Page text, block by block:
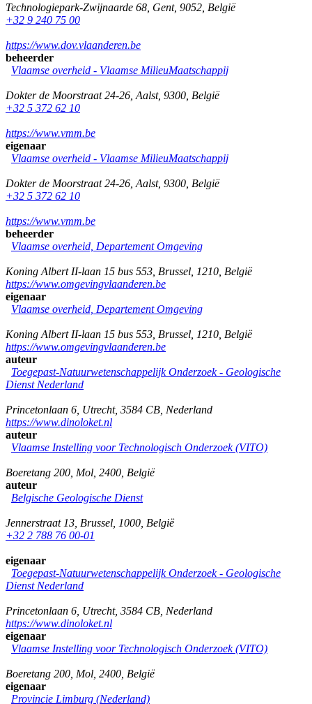
Technologiepark-Zwijnaarde 68 Gent, 9052 België
+32 9 240 75 00
https://www.dov.vlaanderen.be
beheerder
Vlaamse overheid - Vlaamse MilieuMaatschappij
Dokter de Moorstraat 24-26 Aalst, 9300 België
+32 5 372 62 10
https://www.vmm.be
eigenaar
Vlaamse overheid - Vlaamse MilieuMaatschappij
Dokter de Moorstraat 24-26 Aalst, 9300 België
+32 5 372 62 10
https://www.vmm.be
beheerder
Vlaamse overheid, Departement Omgeving
Koning Albert II-laan 15 bus 553 Brussel 1210 België
https://www.omgevingvlaanderen.be
eigenaar
Vlaamse overheid, Departement Omgeving
Koning Albert II-laan 15 bus 553 Brussel 1210 België
https://www.omgevingvlaanderen.be
auteur
Toegepast-Natuurwetenschappelijk Onderzoek - Geologische
Dienst Nederland
Princetonlaan 6 Utrecht, 3584 CB Nederland
https://www.dinoloket.nl
auteur
Vlaamse Instelling voor Technologisch Onderzoek (VITO)
Boeretang 200 Mol 2400 België
auteur
Belgische Geologische Dienst
Jennerstraat 13 Brussel 1000 België
+32 2 788 76 00-01
eigenaar
Toegepast-Natuurwetenschappelijk Onderzoek - Geologische
Dienst Nederland
Princetonlaan 6 Utrecht, 3584 CB Nederland
https://www.dinoloket.nl
eigenaar
Vlaamse Instelling voor Technologisch Onderzoek (VITO)
Boeretang 200 Mol 2400 België
eigenaar
Provincie Limburg (Nederland)